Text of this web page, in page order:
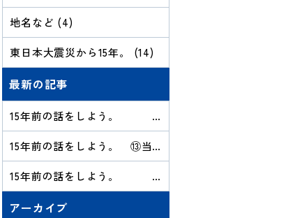
地名など (4)
東日本大震災から15年。 (14)
最新の記事
15年前の話をしよう。
⑭ふりかえりのまとめ
15年前の話をしよう。 ⑬当
時の日報を抜き出してみる
15年前の話をしよう。
⑫持って帰っていい、といわ
れても
アーカイブ